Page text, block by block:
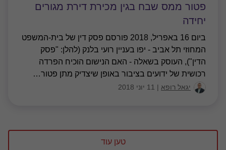
פטור ממס שבח בגין מכירת דירת מגורים
יחידה
ביום 16 באפריל, 2018 פורסם פסק דין של בית-המשפט
המחוזי תל אביב - יפו בעניין רועי בלנק (להלן: "פסק
הדין"), העוסק בשאלה - האם הנישום הוכיח הפרדה
רכושית של ידועים בציבור באופן שיצדיק מתן פטור…
יגאל רופא | 11 יוני 2018
טען עוד